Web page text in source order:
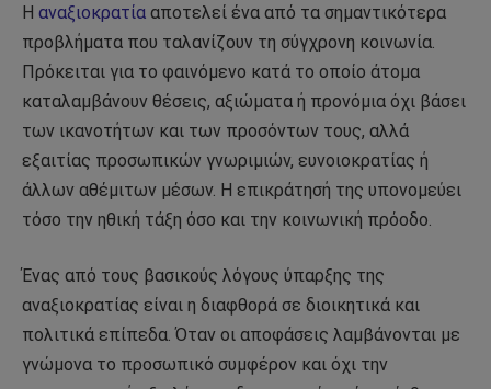
Η αναξιοκρατία αποτελεί ένα από τα σημαντικότερα
προβλήματα που ταλανίζουν τη σύγχρονη κοινωνία.
Πρόκειται για το φαινόμενο κατά το οποίο άτομα
καταλαμβάνουν θέσεις, αξιώματα ή προνόμια όχι βάσει
των ικανοτήτων και των προσόντων τους, αλλά
εξαιτίας προσωπικών γνωριμιών, ευνοιοκρατίας ή
άλλων αθέμιτων μέσων. Η επικράτησή της υπονομεύει
τόσο την ηθική τάξη όσο και την κοινωνική πρόοδο.
Ένας από τους βασικούς λόγους ύπαρξης της
αναξιοκρατίας είναι η διαφθορά σε διοικητικά και
πολιτικά επίπεδα. Όταν οι αποφάσεις λαμβάνονται με
γνώμονα το προσωπικό συμφέρον και όχι την